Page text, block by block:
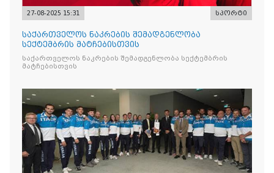
27-08-2025 15:31 სპორტი
საქართველოს ნაკრების შემადგენლობა
სექტემბრის მატჩებისთვის
საქართველოს ნაკრების შემადგენლობა სექტემბრის
მატჩებისთვის